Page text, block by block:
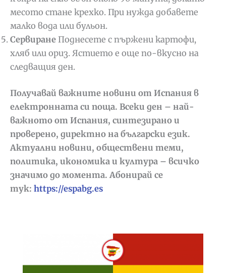
месото стане крехко. При нужда добавете
малко вода или бульон.
Сервиране Поднесете с пържени картофи,
хляб или ориз. Ястието е още по-вкусно на
следващия ден.
Получавай важните новини от Испания в
електронната си поща. Всеки ден – най-
важното от Испания, синтезирано и
проверено, директно на български език.
Актуални новини, обществени теми,
политика, икономика и култура – всичко
значимо до момента. Абонирай се
тук: https://espabg.es